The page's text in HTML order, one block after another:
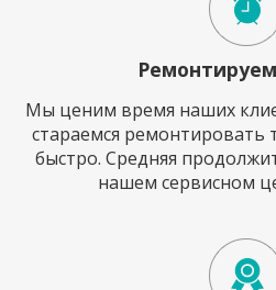
Мы ценим время наших
стараемся ремонтировать
быстро. Средняя
нашем сервисном